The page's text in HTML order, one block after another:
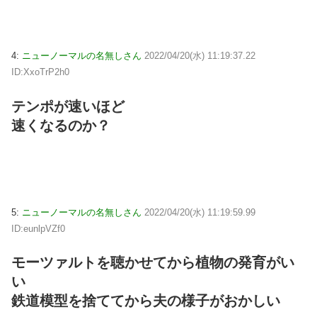
4: ニューノーマルの名無しさん 2022/04/20(水) 11:19:37.22
ID:XxoTrP2h0
テンポが速いほど
速くなるのか？
5: ニューノーマルの名無しさん 2022/04/20(水) 11:19:59.99
ID:eunlpVZf0
モーツァルトを聴かせてから植物の発育がい
い
鉄道模型を捨ててから夫の様子がおかしい